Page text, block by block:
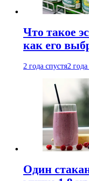
Что такое
как его
2 года спустя2
Один